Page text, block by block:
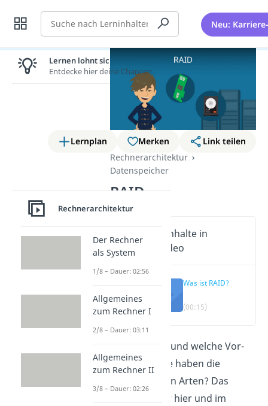
Suche Neu:
Lernplan Merken
Link teilen
Rechnerarchitektur
Datenspeicher
RAID
Wichtige Inhalte in
diesem Video
Was ist RAID?
(00:15)
und welche Vor-
und Nachteile haben die
verschiedenen Arten? Das
zeigen wir dir hier und im
Lernen lohnt sich!
Entdecke hier deine Chancen.
Rechnerarchitektur
Der Rechner
als System
1/8 – Dauer: 02:56
Allgemeines
zum Rechner I
2/8 – Dauer: 03:11
Allgemeines
zum Rechner II
3/8 – Dauer: 02:26